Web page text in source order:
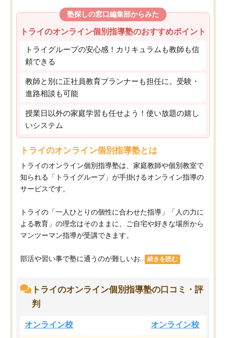
塾探しの窓口編集部からみた
トライのオンライン個別指導塾のおすすめポイント
トライグループの安心感！カリキュラムも教師も信
頼できる
教師と別に正社員教育プランナーも担任に。受験・
進路相談も可能
授業日以外の家庭学習も任せよう！使い放題の嬉し
いシステム
トライのオンライン個別指導塾とは
トライのオンライン個別指導塾は、家庭教師や個別教室で
知られる「トライグループ」が手掛けるオンライン指導の
サービスです。
トライの「一人ひとりの個性に合わせた指導」「人の力に
よる教育」の理念はそのままに、ご自宅や好きな場所から
マンツーマン指導が受講できます。
部活や習い事で塾に通うのが難しいお... 続きを読む
トライのオンライン個別指導塾の口コミ・評
判
オンライン校 オンライン校